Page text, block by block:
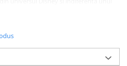
Doar versurile cantecelor
viseze. Sau vizita unui client
Marcel Proust.